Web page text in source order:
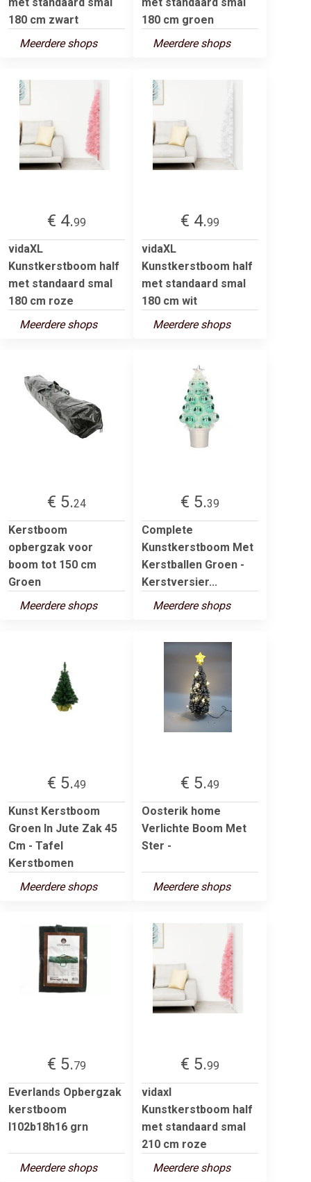
180 cm zwart
Meerdere shops
180 cm groen
Meerdere shops
€ 4.99
vidaXL
Kunstkerstboom half
met standaard smal
180 cm roze
Meerdere shops
€ 4.99
vidaXL
Kunstkerstboom half
met standaard smal
180 cm wit
Meerdere shops
€ 5.24
Kerstboom
opbergzak voor
boom tot 150 cm
Groen
Meerdere shops
€ 5.39
Complete
Kunstkerstboom Met
Kerstballen Groen -
Kerstversier...
Meerdere shops
€ 5.49
Kunst Kerstboom
Groen In Jute Zak 45
Cm - Tafel
Kerstbomen
Meerdere shops
€ 5.49
Oosterik home
Verlichte Boom Met
Ster -
Meerdere shops
€ 5.79
Everlands Opbergzak
kerstboom
l102b18h16 grn
Meerdere shops
€ 5.99
vidaxl
Kunstkerstboom half
met standaard smal
210 cm roze
Meerdere shops